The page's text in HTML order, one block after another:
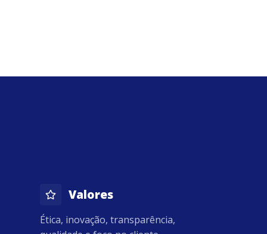
Valores
Ética, inovação, transparência,